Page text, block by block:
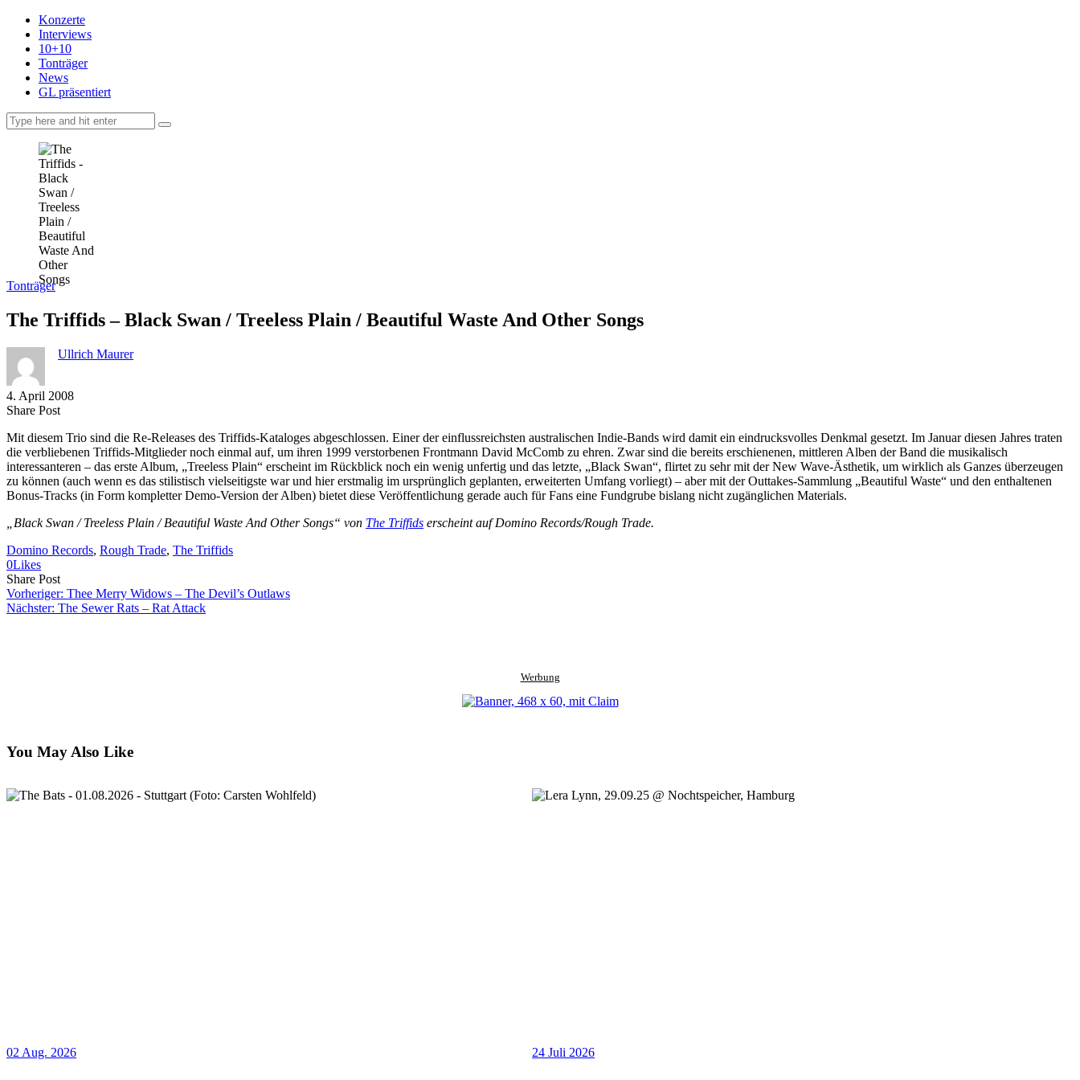
Konzerte
Interviews
10+10
Tonträger
News
GL präsentiert
Tonträger
The Triffids – Black Swan / Treeless Plain / Beautiful Waste And Other Songs
Ullrich Maurer
4. April 2008
Share PostShare
Facebook
Copy
to
clipboard
Send
via
eMail
Mit diesem Trio sind die Re-Releases des Triffids-Kataloges abgeschlossen. Einer der einflussreichsten australischen Indie-Bands wird damit ein eindrucksvolles Denkmal gesetzt. Im Januar diesen Jahres traten
die verbliebenen Triffids-Mitglieder noch einmal auf, um ihren 1999 verstorbenen Frontmann David McComb zu ehren. Zwar sind die bereits erschienenen, mittleren Alben der Band die musikalisch
interessanteren – das erste Album, „Treeless Plain“ erscheint im Rückblick noch ein wenig unfertig und das letzte, „Black Swan“, flirtet zu sehr mit der New Wave-Ästhetik, um wirklich als Ganzes überzeugen
zu können (auch wenn es das stilistisch vielseitigste war und hier erstmalig im ursprünglich geplanten, erweiterten Umfang vorliegt) – aber mit der Outtakes-Sammlung „Beautiful Waste“ und den enthaltenen
Bonus-Tracks (in Form kompletter Demo-Version der Alben) bietet diese Veröffentlichung gerade auch für Fans eine Fundgrube bislang nicht zugänglichen Materials.
„Black Swan / Treeless Plain / Beautiful Waste And Other Songs“ von The Triffids erscheint auf Domino Records/Rough Trade.
Domino Records, Rough Trade, The Triffids
0Likes
Share PostShare
on
Facebook
Copy
URL
to
Send
Link
via
Vorheriger: Thee Merry Widows – The Devil’s Outlaws
Nächster: The Sewer Rats – Rat Attack
Werbung
You May Also Like
02 Aug. 2026 24 Juli 2026